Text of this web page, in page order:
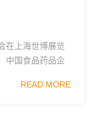
在上海世博展览
中国食品药品企
学...
READ MORE